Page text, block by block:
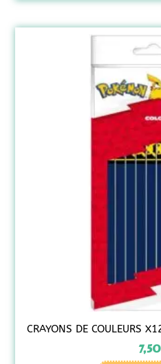
CRAYONS DE COULEURS
7,50